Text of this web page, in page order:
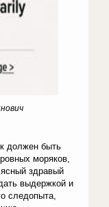
должен быть
моряков,
здравый
выдержкой и
следопыта,